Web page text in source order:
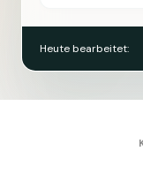
Heute bearbeitet: